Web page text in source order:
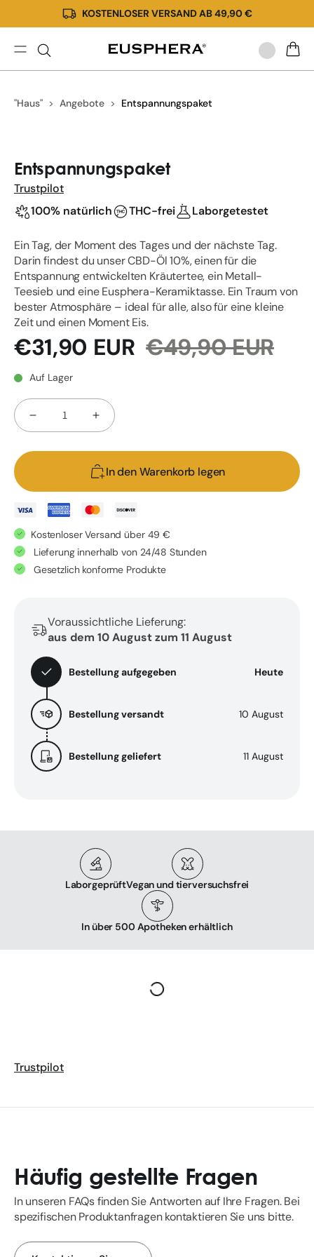
zum
Inhalt
KOSTENLOSER VERSAND AB 49,90 €
"Haus" Angebote Entspannungspaket
Produktinformationen
springen
Entspannungspaket
Trustpilot
100% natürlich
THC-frei Laborgetestet
Ein Tag, der Moment des Tages und der nächste Tag.
Darin findest du unser CBD-Öl 10%, einen für die
Entspannung entwickelten Kräutertee, ein Metall-
Teesieb und eine Eusphera-Keramiktasse. Ein Traum von
bester Atmosphäre – ideal für alle, also für eine kleine
Zeit und einen Moment Eis.
Verkaufspreis
€31,90 EUR
Normaler
Preis
€49,90 EUR
Auf Lager
Verringere
Entspannungspaket
Erhöhe
für
Entspannungspaket
In den Warenkorb legen
Kostenloser Versand über 49 €
Lieferung innerhalb von 24/48 Stunden
Gesetzlich konforme Produkte
Voraussichtliche Lieferung:
aus dem 10 August zum 11 August
Bestellung aufgegeben Heute
Bestellung versandt 10 August
Bestellung geliefert 11 August
LaborgeprüftVegan und tierversuchsfrei
In über 500 Apotheken erhältlich
Trustpilot
Häufig gestellte Fragen
In unseren FAQs finden Sie Antworten auf Ihre Fragen. Bei
spezifischen Produktanfragen kontaktieren Sie uns bitte.